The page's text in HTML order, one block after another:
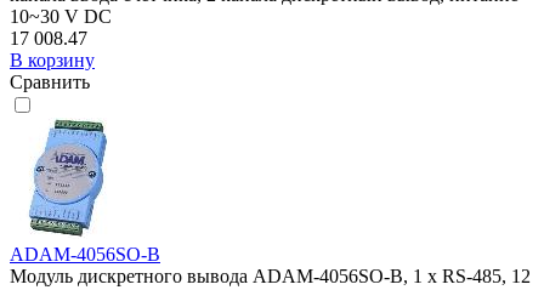
10~30 V DC
17 008.47
В корзину
Сравнить
ADAM-4056SO-B
Модуль дискретного вывода ADAM-4056SO-B, 1 x RS-485, 12